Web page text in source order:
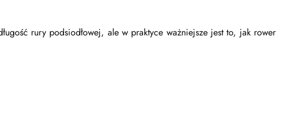
rury podsiodłowej, ale w praktyce ważniejsze jest to, jak rower